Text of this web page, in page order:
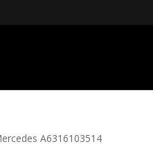
A6316103514